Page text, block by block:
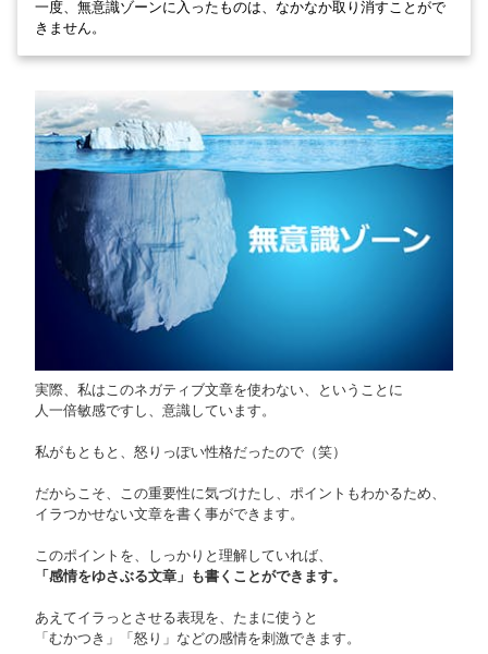
一度、無意識ゾーンに入ったものは、なかなか取り消すことがで
きません。
実際、私はこのネガティブ文章を使わない、ということに
人一倍敏感ですし、意識しています。
私がもともと、怒りっぽい性格だったので（笑）
だからこそ、この重要性に気づけたし、ポイントもわかるため、
イラつかせない文章を書く事ができます。
このポイントを、しっかりと理解していれば、
「感情をゆさぶる文章」も書くことができます。
あえてイラっとさせる表現を、たまに使うと
「むかつき」「怒り」などの感情を刺激できます。